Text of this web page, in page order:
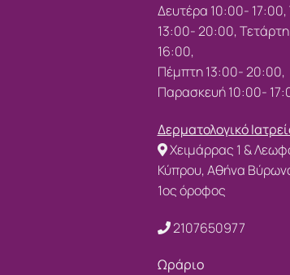
Δευτέρα 10:00- 17:00,
13:00- 20:00,
16:00,
Πέμπτη 13:00- 20:00,
Παρασκευή 10:00-
Δερματολογικό
Χειμάρρας 1 &
Κύπρου, Αθήνα
1ος όροφος
2107650977
Ωράριο